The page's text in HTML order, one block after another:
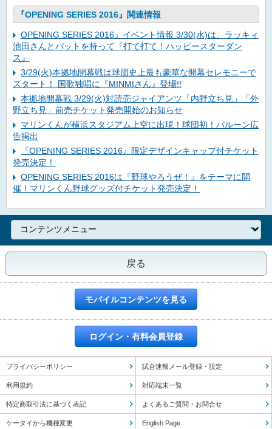
『OPENING SERIES 2016』関連情報
OPENING SERIES 2016』イベント情報 3/30(水)は、ラッキィ
池田さんとバットを持って『打て打て！ハッピースターダン
ス』
3/29(火)本拠地開幕戦は球団史上最も豪華な開幕セレモニーで
スタート！ 国歌独唱に『MINMIさん』登場!!
本拠地開幕戦 3/29(火)対読売ジャイアンツ「内野立ち見」「外
野立ち見」前売チケット発売開始のお知らせ
マリンくんが横浜スタジアム上空に出現！球団初！バルーン広
告掲出
『OPENING SERIES 2016』限定デザインキャップ付チケット
発売決定！
OPENING SERIES 2016は『野球やろうぜ！』をテーマに開
催！マリンくん野球グッズ付チケット発売決定！
戻る
モバイルコンテンツを見る
ログイン・有料会員登録
プライバシーポリシー 試合速報メール登録・設定
利用規約 対応端末一覧
特定商取引法に基づく表記 よくあるご質問・お問合せ
ケータイから機種変更 English Page